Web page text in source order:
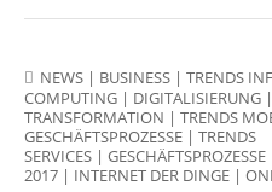
NEWS | BUSINESS | TRENDS
COMPUTING | DIGITALISIERUNG |
TRANSFORMATION | TRENDS
GESCHÄFTSPROZESSE | TRENDS
SERVICES | GESCHÄFTSPROZESSE
2017 | INTERNET DER DINGE |